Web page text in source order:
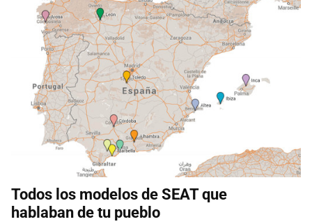
Todos los modelos de SEAT que
hablaban de tu pueblo